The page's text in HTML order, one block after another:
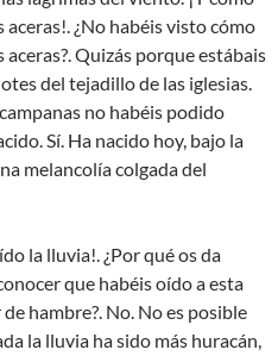
¿No habéis visto cómo
Quizás porque estábais
del tejadillo de las iglesias.
no habéis podido
Sí. Ha nacido hoy, bajo la
melancolía colgada del
la lluvia!. ¿Por qué os da
que habéis oído a esta
hambre?. No. No es posible
la lluvia ha sido más huracán,